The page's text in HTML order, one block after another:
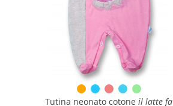
Tutina neonato cotone il latte fa